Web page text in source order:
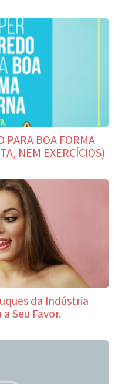
PARA BOA FORMA
NEM EXERCÍCIOS)
da Indústria
Seu Favor.